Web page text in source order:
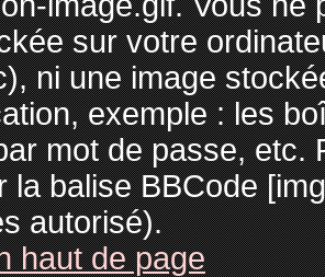
sur votre
ni une image
exemple : les
mot de passe, etc.
la balise BBCode
autorisé).
haut de page